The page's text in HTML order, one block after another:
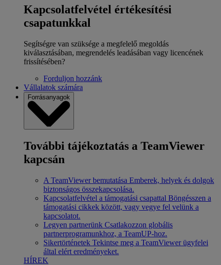
Kapcsolatfelvétel értékesítési
csapatunkkal
Segítségre van szüksége a megfelelő megoldás
kiválasztásában, megrendelés leadásában vagy licencének
frissítésében?
Forduljon hozzánk
Vállalatok számára
Forrásanyagok
További tájékoztatás a TeamViewer
kapcsán
A TeamViewer bemutatása Emberek, helyek és dolgok
biztonságos összekapcsolása.
Kapcsolatfelvétel a támogatási csapattal Böngésszen a
támogatási cikkek között, vagy vegye fel velünk a
kapcsolatot.
Legyen partnerünk Csatlakozzon globális
partnerprogramunkhoz, a TeamUP-hoz.
Sikertörténetek Tekintse meg a TeamViewer ügyfelei
által elért eredményeket.
HÍREK